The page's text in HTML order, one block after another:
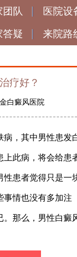
团队 医院设
答疑 来院路
疗好？
白癜风医院
，其中男性患发
上此病，将会给患
性患者觉得只是一
事情也没有多加注
。那么，男性白癜